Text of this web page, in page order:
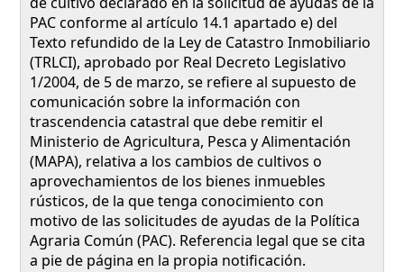
PAC conforme al artículo 14.1 apartado e) del
Texto refundido de la Ley de Catastro Inmobiliario
(TRLCI), aprobado por Real Decreto Legislativo
1/2004, de 5 de marzo, se refiere al supuesto de
comunicación sobre la información con
trascendencia catastral que debe remitir el
Ministerio de Agricultura, Pesca y Alimentación
(MAPA), relativa a los cambios de cultivos o
aprovechamientos de los bienes inmuebles
rústicos, de la que tenga conocimiento con
motivo de las solicitudes de ayudas de la Política
Agraria Común (PAC). Referencia legal que se cita
a pie de página en la propia notificación.